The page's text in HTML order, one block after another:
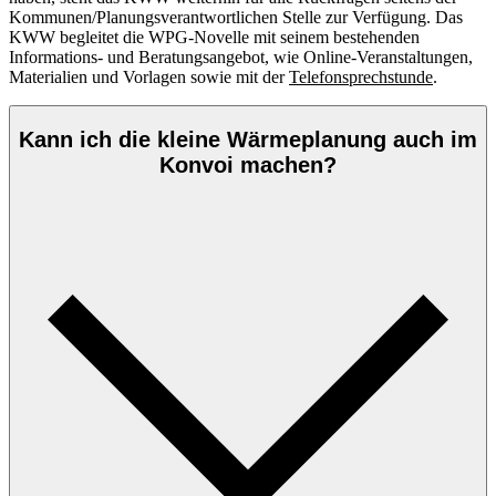
Kommunen/Planungsverantwortlichen Stelle zur Verfügung. Das
KWW begleitet die WPG-Novelle mit seinem bestehenden
Informations- und Beratungsangebot, wie Online-Veranstaltungen,
Materialien und Vorlagen sowie mit derTelefonsprechstunde.
Kann ich die kleine Wärmeplanung auch im
Konvoi machen?